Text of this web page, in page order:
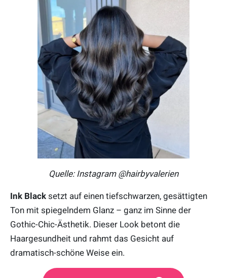
Quelle: Instagram @hairbyvalerien
Ink Black setzt auf einen tiefschwarzen, gesättigten
Ton mit spiegelndem Glanz – ganz im Sinne der
Gothic-Chic-Ästhetik. Dieser Look betont die
Haargesundheit und rahmt das Gesicht auf
dramatisch-schöne Weise ein.